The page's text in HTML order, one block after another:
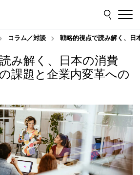
コラム／対談 戦略的視点で読み解く、日
み解く、日本の消費
課題と企業内変革への